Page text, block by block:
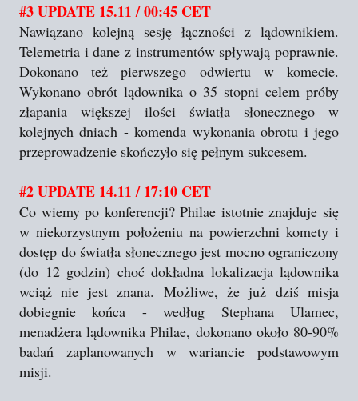
#3 UPDATE 15.11 / 00:45 CET
Nawiązano kolejną sesję łączności z lądownikiem.
Telemetria i dane z instrumentów spływają poprawnie.
Dokonano też pierwszego odwiertu w komecie.
Wykonano obrót lądownika o 35 stopni celem próby
złapania większej ilości światła słonecznego w
kolejnych dniach - komenda wykonania obrotu i jego
przeprowadzenie skończyło się pełnym sukcesem.
#2 UPDATE 14.11 / 17:10 CET
Co wiemy po konferencji? Philae istotnie znajduje się
w niekorzystnym położeniu na powierzchni komety i
dostęp do światła słonecznego jest mocno ograniczony
(do 12 godzin) choć dokładna lokalizacja lądownika
wciąż nie jest znana. Możliwe, że już dziś misja
dobiegnie końca - według Stephana Ulamec,
menadżera lądownika Philae, dokonano około 80-90%
badań zaplanowanych w wariancie podstawowym
misji.